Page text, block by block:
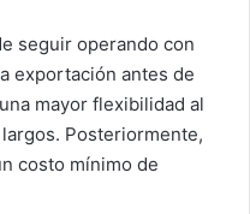
seguir operando con
exportación antes de
mayor flexibilidad al
Posteriormente,
costo mínimo de